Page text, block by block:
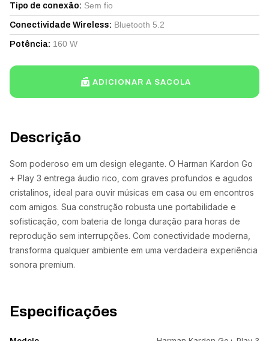
Descrição
Som poderoso em um design elegante. O Harman Kardon Go
+ Play 3 entrega áudio rico, com graves profundos e agudos
cristalinos, ideal para ouvir músicas em casa ou em encontros
com amigos. Sua construção robusta une portabilidade e
sofisticação, com bateria de longa duração para horas de
reprodução sem interrupções. Com conectividade moderna,
transforma qualquer ambiente em uma verdadeira experiência
sonora premium.
Especificações
Tipo de conexão: Sem fio
Conectividade Wireless: Bluetooth 5.2
Potência: 160 W
ADICIONAR A SACOLA